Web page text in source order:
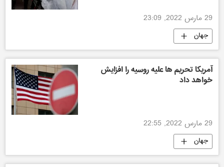
29 مارس 2022, 23:09
جهان
آمریکا تحریم ها علیه روسیه را افزایش
خواهد داد
29 مارس 2022, 22:55
جهان